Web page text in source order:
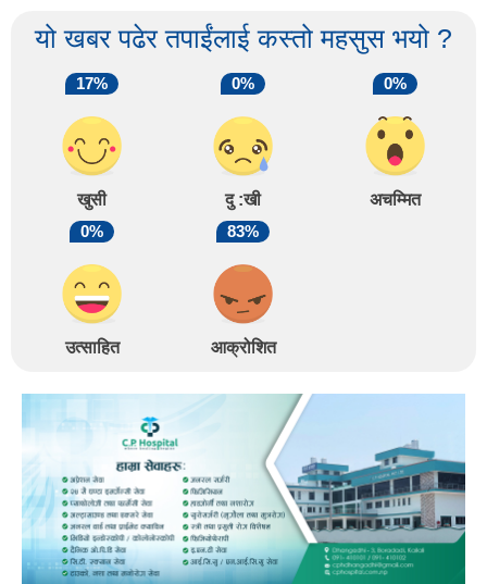
यो खबर पढेर तपाईंलाई कस्तो महसुस भयो ?
17%
खुसी
0%
दु :खी
0%
अचम्मित
0%
उत्साहित
83%
आक्रोशित